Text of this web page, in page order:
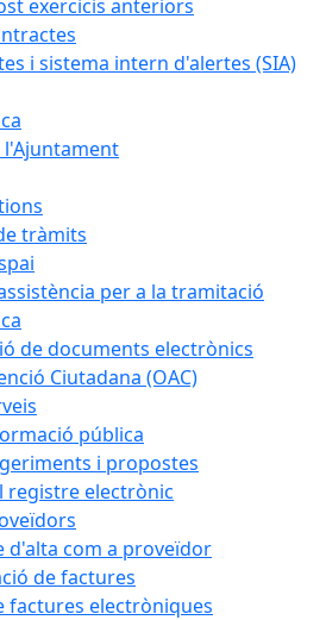
exercicis anteriors
i sistema intern d'alertes (SIA)
tràmits
per a la tramitació
de documents electrònics
Ciutadana (OAC)
pública
i propostes
registre electrònic
d'alta com a proveïdor
de factures
factures electròniques